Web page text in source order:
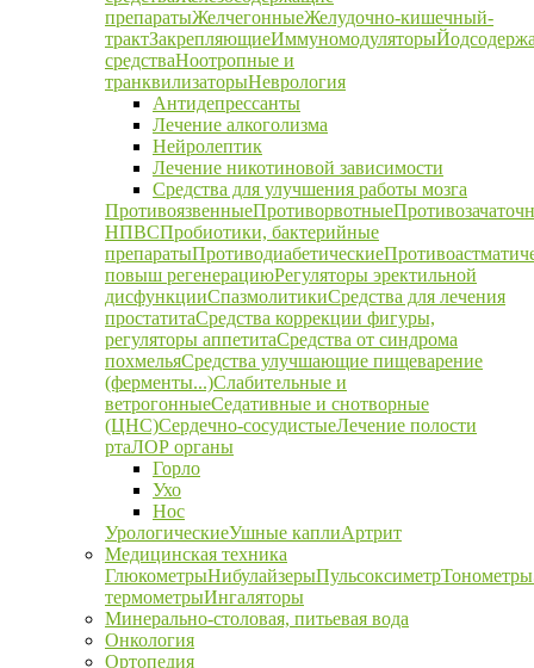
препаратыЖелчегонныеЖелудочно-кишечный-
трактЗакрепляющиеИммуномодуляторы
средстваНоотропные и
транквилизаторыНеврология
Антидепрессанты
Лечение алкоголизма
Нейролептик
Лечение никотиновой зависимости
Средства для улучшения работы мозга
ПротивоязвенныеПротиворвотные
НПВСПробиотики, бактерийные
препаратыПротиводиабетические
повыш регенерациюРегуляторы эректильной
дисфункцииСпазмолитикиСредства для лечения
простатитаСредства коррекции фигуры,
регуляторы аппетитаСредства от синдрома
похмельяСредства улучшающие пищеварение
(ферменты...)Слабительные и
ветрогонныеСедативные и снотворные
(ЦНС)Сердечно-сосудистыеЛечение полости
ртаЛОР органы
Горло
Ухо
Нос
УрологическиеУшные каплиАртрит
Медицинская техника
ГлюкометрыНибулайзерыПульсоксиметрТонометры
термометрыИнгаляторы
Минерально-столовая, питьевая вода
Онкология
Ортопедия